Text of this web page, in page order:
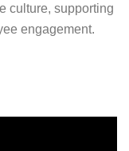
culture, supporting
engagement.